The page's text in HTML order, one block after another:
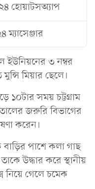
হোয়াটসঅ্যাপ
ম্যাসেঞ্জার
৩ নম্বর
মিয়ার ছেলে।
১০টার সময় চট্টগ্রাম
জরুরি বিভাগের
করেন।
পাশে কলা গাছ
উদ্ধার করে স্থানীয়
নিয়ে গেলে চমেক